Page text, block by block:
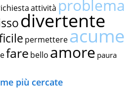
attività problema
divertente
permettereacume
fare bello amore paura
più cercate